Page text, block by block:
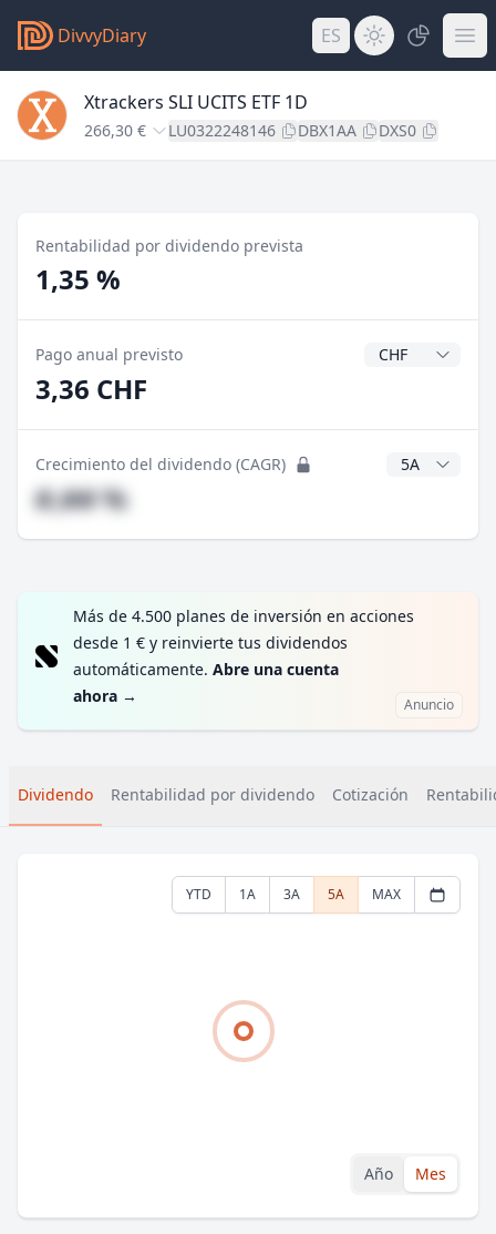
DivvyDiary ES
Xtrackers SLI UCITS ETF 1D
266,30 € LU0322248146 DBX1AA DXS0
Rentabilidad por dividendo prevista
1,35 %
Pago anual previsto Divisa del
3,36 CHF
Crecimiento del dividendo (CAGR) Años CAGR
#,## %
Más de 4.500 planes de inversión en acciones
desde 1 € y reinvierte tus dividendos
automáticamente. Abre una cuenta
ahora → Anuncio
Dividendo Rentabilidad por dividendo Cotización
YTD 1A 3A 5A MAX
Año Mes